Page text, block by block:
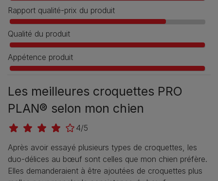
Rapport qualité-prix du produit
Qualité du produit
Appétence produit
Les meilleures croquettes PRO
PLAN® selon mon chien
4/5
Après avoir essayé plusieurs types de croquettes, les
duo-délices au bœuf sont celles que mon chien préfère.
Elles demanderaient à être ajoutées de croquettes plus